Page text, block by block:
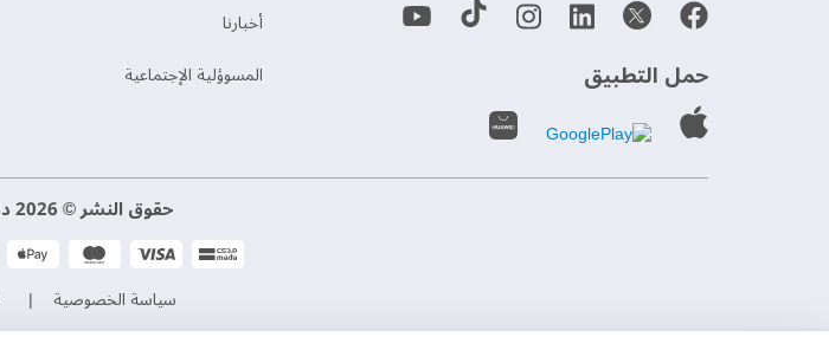
حمل التطبيق
‫أخبارنا‬
المسوؤلية الإجتماعية
حقوق النشر © 2026 دهانات الجزيرة
سياسة الخصوصية